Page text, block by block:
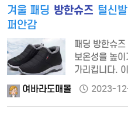
겨울 패딩 방한슈즈 털신
퍼안감
패딩 방한슈
보온성을 높
가리킵니다.
패딩 또는 보
보호하고 따
디자인과 스…
여바라도매몰 2023-